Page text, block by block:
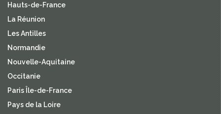
Hauts-de-France
La Réunion
Les Antilles
Normandie
Nouvelle-Aquitaine
Occitanie
Paris Île-de-France
Pays de la Loire